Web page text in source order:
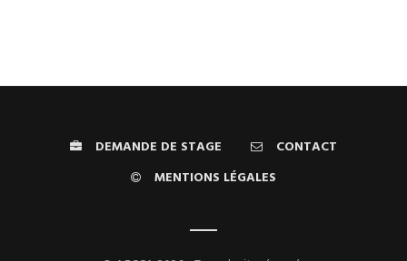
DEMANDE DE STAGE
CONTACT
MENTIONS LÉGALES